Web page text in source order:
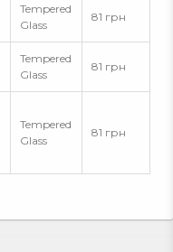
Tempered
Glass
81 грн
Tempered
Glass
81 грн
Tempered
Glass
81 грн